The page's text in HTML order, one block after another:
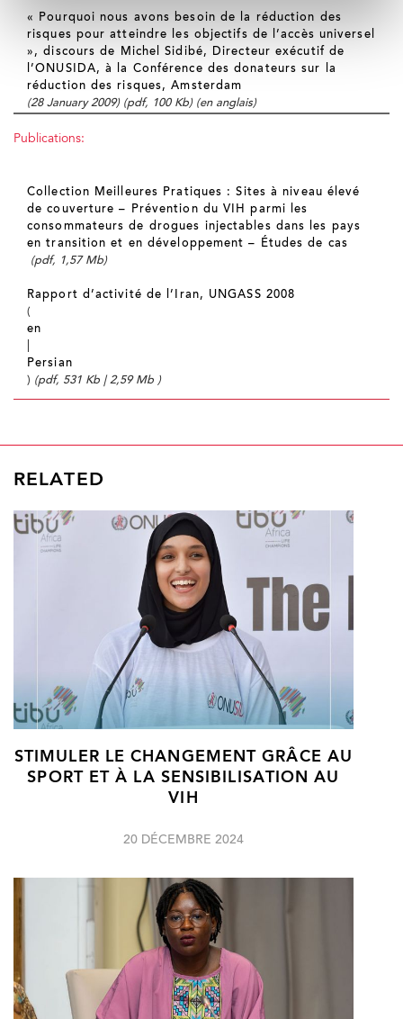
« Pourquoi nous avons besoin de la réduction des
risques pour atteindre les objectifs de l’accès universel
», discours de Michel Sidibé, Directeur exécutif de
l’ONUSIDA, à la Conférence des donateurs sur la
réduction des risques, Amsterdam
(28 January 2009) (pdf, 100 Kb) (en anglais)
Publications:
Collection Meilleures Pratiques : Sites à niveau élevé
de couverture – Prévention du VIH parmi les
consommateurs de drogues injectables dans les pays
en transition et en développement – Études de cas
(pdf, 1,57 Mb)
Rapport d’activité de l’Iran, UNGASS 2008
(
en
Persian
) (pdf, 531 Kb | 2,59 Mb )
RELATED
STIMULER LE CHANGEMENT GRÂCE AU
SPORT ET À LA SENSIBILISATION AU
VIH
20 DÉCEMBRE 2024